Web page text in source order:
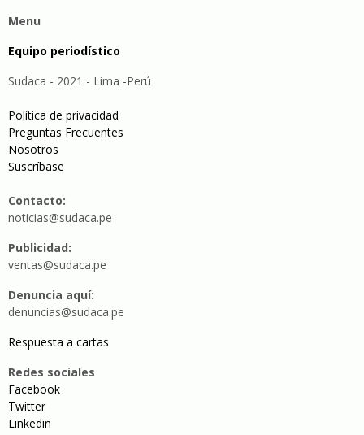
Menu
Equipo periodístico
Sudaca - 2021 - Lima -Perú
Política de privacidad
Preguntas Frecuentes
Nosotros
Suscríbase
Contacto:
noticias@sudaca.pe
Publicidad:
ventas@sudaca.pe
Denuncia aquí:
denuncias@sudaca.pe
Respuesta a cartas
Redes sociales
Facebook
Twitter
Linkedin